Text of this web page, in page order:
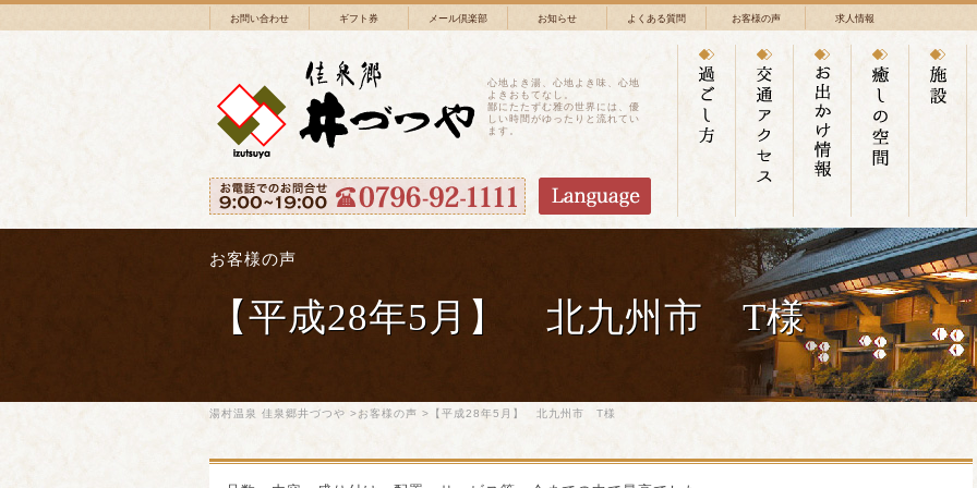
お問い合わせ ギフト券 メール倶楽部 お知らせ よくある質問 お客様の声 求人情報
心地よき湯、心地よき味、心地
よきおもてなし。
鄙にたたずむ雅の世界には、優
しい時間がゆったりと流れてい
ます。
お客様の声
【平成28年5月】 北九州市 T様
湯村温泉 佳泉郷井づつや >お客様の声 >【平成28年5月】 北九州市 T様